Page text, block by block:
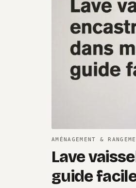
AMÉNAGEMENT &
Lave
guide